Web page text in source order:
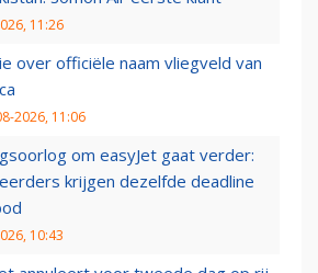
11:26
over officiële naam vliegveld van
2026, 11:06
om easyJet gaat verder:
krijgen dezelfde deadline
10:43